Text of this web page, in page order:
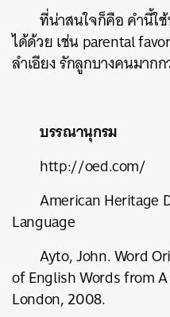
ที่น่าสนใจก็คือ คำนี้ใ
ได้ด้วย เช่น parental
ลำเอียง รักลูกบางคนมาก
บรรณานุกรม
http://oed.com/
American Heritage
Language
Ayto, John. Word
of English Words from
London, 2008.